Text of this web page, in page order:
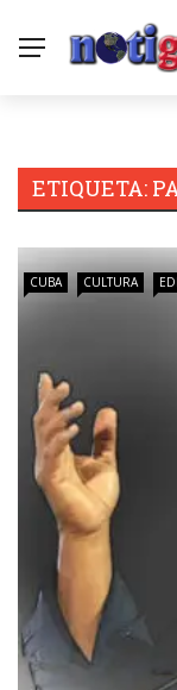
ETIQUETA:
CUBA CULTURA